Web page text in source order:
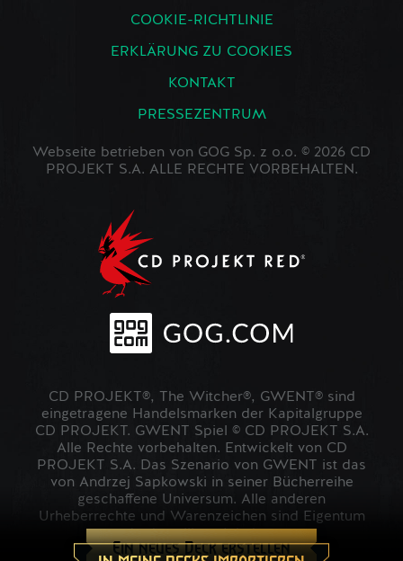
Ein neues Deck erstellen
COOKIE-RICHTLINIE
ERKLÄRUNG ZU COOKIES
KONTAKT
PRESSEZENTRUM
Webseite betrieben von GOG Sp. z o.o. © 2026 CD
PROJEKT S.A. ALLE RECHTE VORBEHALTEN.
CD PROJEKT®, The Witcher®, GWENT® sind
eingetragene Handelsmarken der Kapitalgruppe
CD PROJEKT. GWENT Spiel © CD PROJEKT S.A.
Alle Rechte vorbehalten. Entwickelt von CD
PROJEKT S.A. Das Szenario von GWENT ist das
von Andrzej Sapkowski in seiner Bücherreihe
geschaffene Universum. Alle anderen
Urheberrechte und Warenzeichen sind Eigentum
der jeweiligen Inhaber.